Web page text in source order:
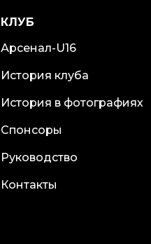
КЛУБ
Арсенал-U16
История клуба
История в фотографиях
Спонсоры
Руководство
Контакты